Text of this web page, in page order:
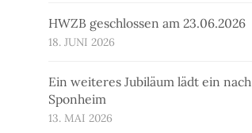
HWZB geschlossen am 23.06.2026
18. JUNI 2026
Ein weiteres Jubiläum lädt ein nach
Sponheim
13. MAI 2026